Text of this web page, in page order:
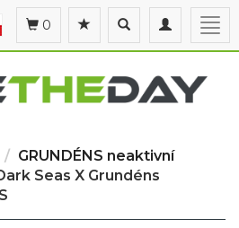
Toggle
navigation
Toggle
search
0
GRUNDÉNS neaktivní
Seas X Grundéns